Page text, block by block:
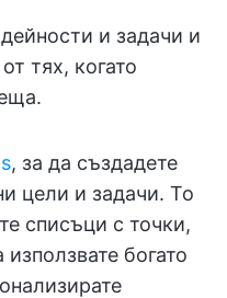
и задачи и
тях, когато
, за да създадете
цели и задачи. То
списъци с точки,
богато